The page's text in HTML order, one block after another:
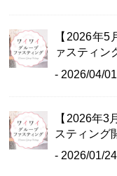
【2026年
ァスティン
- 2026/04/01
【2026年3
スティング
- 2026/01/24